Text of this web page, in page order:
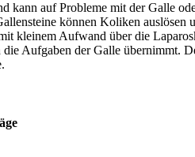
kann auf Probleme mit der Galle
können Koliken auslösen
kleinem Aufwand über die
Aufgaben der Galle übernimmt.